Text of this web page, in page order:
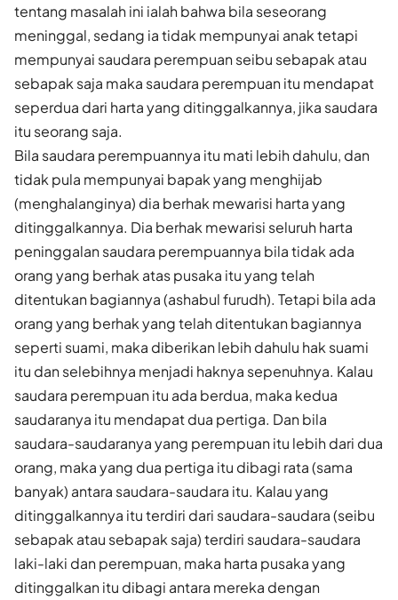
tentang masalah ini ialah bahwa bila seseorang
meninggal, sedang ia tidak mempunyai anak tetapi
mempunyai saudara perempuan seibu sebapak atau
sebapak saja maka saudara perempuan itu mendapat
seperdua dari harta yang ditinggalkannya, jika saudara
itu seorang saja.
Bila saudara perempuannya itu mati lebih dahulu, dan
tidak pula mempunyai bapak yang menghijab
(menghalanginya) dia berhak mewarisi harta yang
ditinggalkannya. Dia berhak mewarisi seluruh harta
peninggalan saudara perempuannya bila tidak ada
orang yang berhak atas pusaka itu yang telah
ditentukan bagiannya (ashabul furudh). Tetapi bila ada
orang yang berhak yang telah ditentukan bagiannya
seperti suami, maka diberikan lebih dahulu hak suami
itu dan selebihnya menjadi haknya sepenuhnya. Kalau
saudara perempuan itu ada berdua, maka kedua
saudaranya itu mendapat dua pertiga. Dan bila
saudara-saudaranya yang perempuan itu lebih dari dua
orang, maka yang dua pertiga itu dibagi rata (sama
banyak) antara saudara-saudara itu. Kalau yang
ditinggalkannya itu terdiri dari saudara-saudara (seibu
sebapak atau sebapak saja) terdiri saudara-saudara
laki-laki dan perempuan, maka harta pusaka yang
ditinggalkan itu dibagi antara mereka dengan